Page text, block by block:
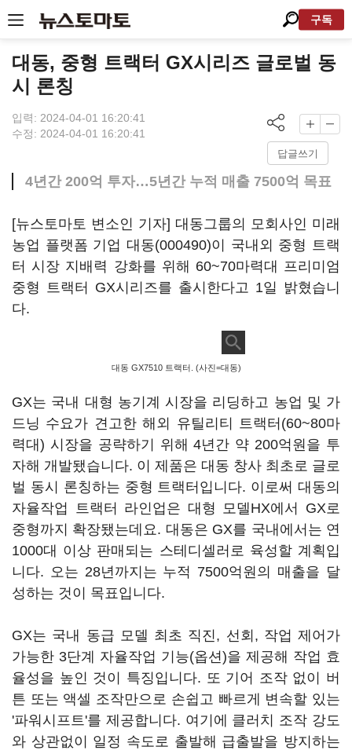
구독
대동, 중형 트랙터 GX시리즈 글로벌 동
시 론칭
입력: 2024-04-01 16:20:41
수정: 2024-04-01 16:20:41
답글쓰기
4년간 200억 투자…5년간 누적 매출 7500억 목표
[뉴스토마토 변소인 기자] 대동그룹의 모회사인 미래
농업 플랫폼 기업 대동(000490)이 국내외 중형 트랙
터 시장 지배력 강화를 위해 60~70마력대 프리미엄
중형 트랙터 GX시리즈를 출시한다고 1일 밝혔습니
다.
대동 GX7510 트랙터. (사진=대동)
GX는 국내 대형 농기계 시장을 리딩하고 농업 및 가
드닝 수요가 견고한 해외 유틸리티 트랙터(60~80마
력대) 시장을 공략하기 위해 4년간 약 200억원을 투
자해 개발됐습니다. 이 제품은 대동 창사 최초로 글로
벌 동시 론칭하는 중형 트랙터입니다. 이로써 대동의
자율작업 트랙터 라인업은 대형 모델HX에서 GX로
중형까지 확장됐는데요. 대동은 GX를 국내에서는 연
1000대 이상 판매되는 스테디셀러로 육성할 계획입
니다. 오는 28년까지는 누적 7500억원의 매출을 달
성하는 것이 목표입니다.
GX는 국내 동급 모델 최초 직진, 선회, 작업 제어가
가능한 3단계 자율작업 기능(옵션)을 제공해 작업 효
율성을 높인 것이 특징입니다. 또 기어 조작 없이 버
튼 또는 액셀 조작만으로 손쉽고 빠르게 변속할 있는
'파워시프트'를 제공합니다. 여기에 클러치 조작 강도
와 상관없이 일정 속도로 출발해 급출발을 방지하는